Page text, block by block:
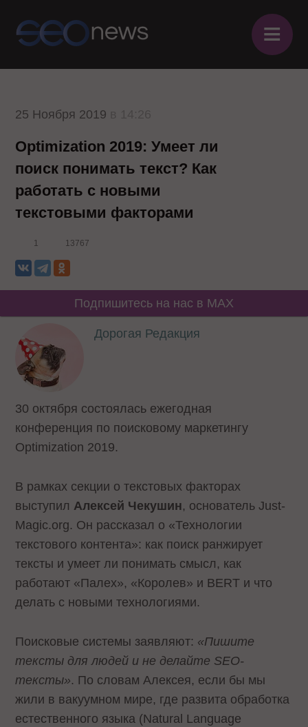
≡
25 Ноября 2019
Optimization 2019: Умеет ли
поиск понимать текст? Как
работать с новыми
текстовыми факторами
1 13767
Подпишитесь на нас в MAX
Дорогая Редакция
30 октября состоялась ежегодная
конференция по поисковому маркетингу
Optimization 2019.
В рамках секции о текстовых факторах
выступил Алексей Чекушин, основатель Just-
Magic.org. Он рассказал о «Технологии
текстового контента»: как поиск ранжирует
тексты и умеет ли понимать смысл, как
работают «Палех», «Королев» и BERT и что
делать с новыми технологиями.
Поисковые системы заявляют: «Пишите
тексты для людей и не делайте SEO-
тексты». По словам Алексея, если бы мы
жили в вакуумном мире, где развита обработка
естественного языка (Natural Language